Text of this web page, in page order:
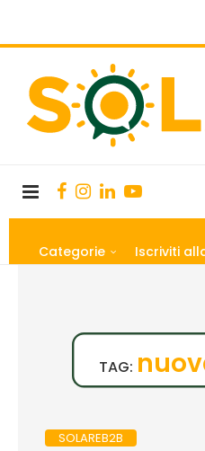
Categorie Iscriviti
TAG:
SOLAREB2B